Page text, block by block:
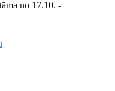
no 17.10. -